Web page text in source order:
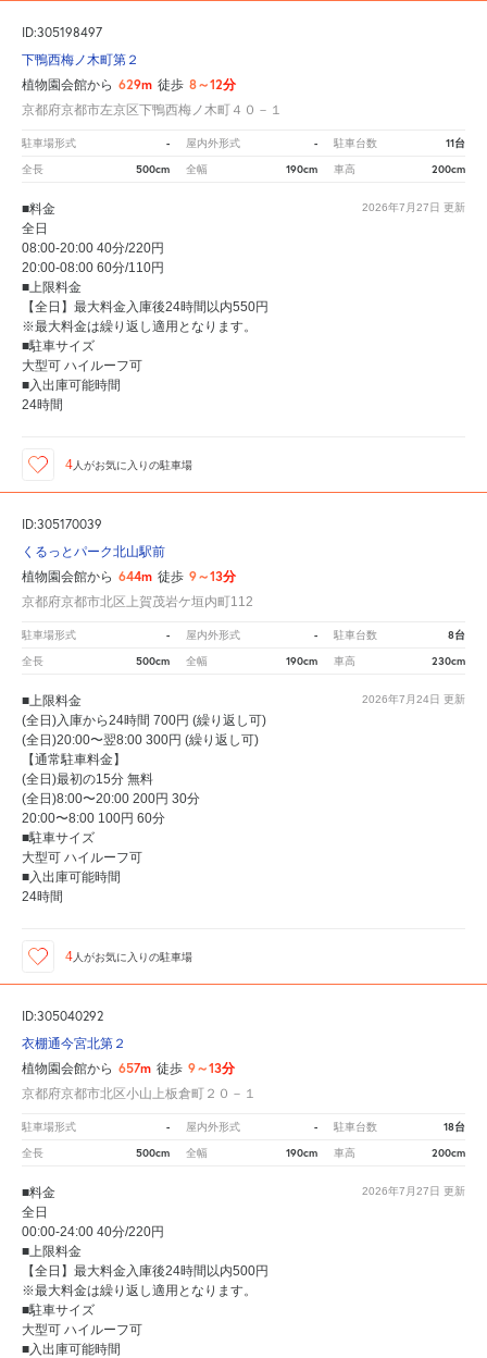
ID:305198497
下鴨西梅ノ木町第２
植物園会館から 629m 徒歩 8～12分
京都府京都市左京区下鴨西梅ノ木町４０－１
駐車場形式 - 屋内外形式 - 駐車台数 11台
全長 500cm 全幅 190cm 車高 200cm
2026年7月27日 更新
■料金
全日
08:00-20:00 40分/220円
20:00-08:00 60分/110円
■上限料金
【全日】最大料金入庫後24時間以内550円
※最大料金は繰り返し適用となります。
■駐車サイズ
大型可 ハイルーフ可
■入出庫可能時間
24時間
4 人がお気に入りの駐車場
ID:305170039
くるっとパーク北山駅前
植物園会館から 644m 徒歩 9～13分
京都府京都市北区上賀茂岩ケ垣内町112
駐車場形式 - 屋内外形式 - 駐車台数 8台
全長 500cm 全幅 190cm 車高 230cm
2026年7月24日 更新
■上限料金
(全日)入庫から24時間 700円 (繰り返し可)
(全日)20:00〜翌8:00 300円 (繰り返し可)
【通常駐車料金】
(全日)最初の15分 無料
(全日)8:00〜20:00 200円 30分
20:00〜8:00 100円 60分
■駐車サイズ
大型可 ハイルーフ可
■入出庫可能時間
24時間
4 人がお気に入りの駐車場
ID:305040292
衣棚通今宮北第２
植物園会館から 657m 徒歩 9～13分
京都府京都市北区小山上板倉町２０－１
駐車場形式 - 屋内外形式 - 駐車台数 18台
全長 500cm 全幅 190cm 車高 200cm
2026年7月27日 更新
■料金
全日
00:00-24:00 40分/220円
■上限料金
【全日】最大料金入庫後24時間以内500円
※最大料金は繰り返し適用となります。
■駐車サイズ
大型可 ハイルーフ可
■入出庫可能時間